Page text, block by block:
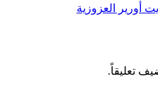
أورير العزوزية
تعليقاً.